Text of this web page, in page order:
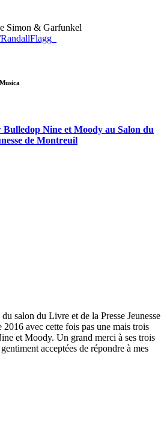
Simon & Garfunkel
Musica
Nine et Moody au Salon du
de Montreuil
salon du Livre et de la Presse Jeunesse
avec cette fois pas une mais trois
et Moody. Un grand merci à ses trois
acceptées de répondre à mes